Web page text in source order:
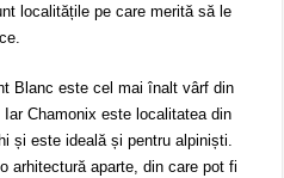
localitățile pe care merită să le
Blanc este cel mai înalt vârf din
Chamonix este localitatea din
și este ideală și pentru alpiniști.
arhitectură aparte, din care pot fi